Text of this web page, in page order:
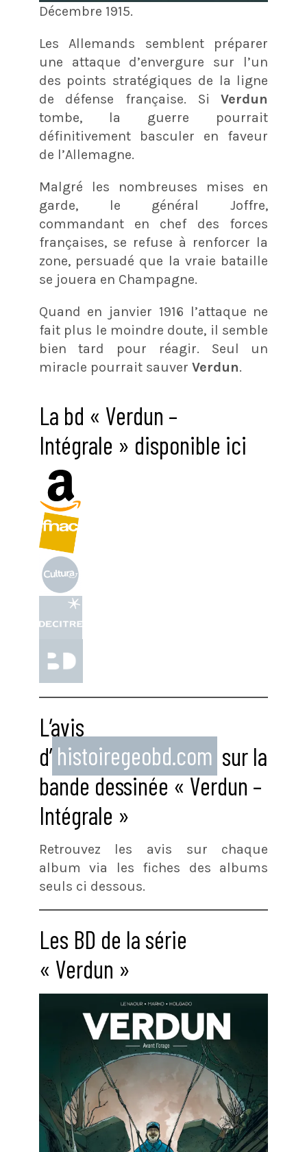
Décembre 1915.
Les Allemands semblent préparer
une attaque d’envergure sur l’un
des points stratégiques de la ligne
de défense française. SiVerdun
tombe, la guerre pourrait
définitivement basculer en faveur
de l’Allemagne.
Malgré les nombreuses mises en
garde, le général Joffre,
commandant en chef des forces
françaises, se refuse à renforcer la
zone, persuadé que la vraie bataille
se jouera en Champagne.
Quand en janvier 1916 l’attaque ne
fait plus le moindre doute, il semble
bien tard pour réagir. Seul un
miracle pourrait sauver Verdun.
La bd « Verdun –
Intégrale » disponible ici
L’avis
d’ histoiregeobd.com sur la
bande dessinée « Verdun –
Intégrale »
Retrouvez les avis sur chaque
album via les fiches des albums
seuls ci dessous.
Les BD de la série
« Verdun »